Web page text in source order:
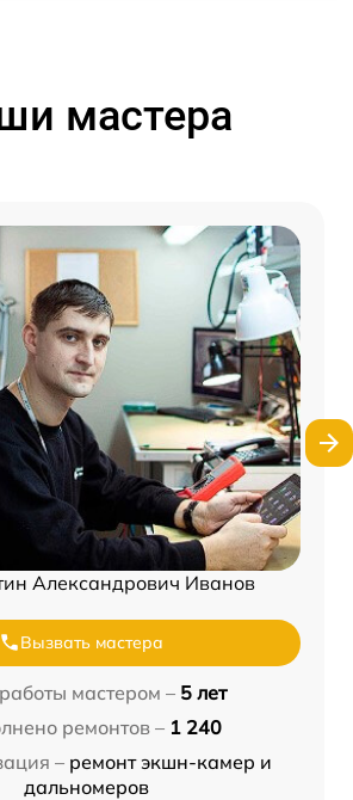
мастера
Александрович Иванов
Вызвать мастера
мастером – 5 лет
ремонтов – 1 240
– ремонт экшн-камер и
дальномеров